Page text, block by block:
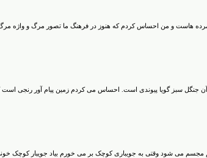
مرده هاست و من احساس کردم که هنوز در فرهنگ ما تصور مرگ و واژه
سبز گویا پیوندی است. احساس می کردم زمین پیام آور رنجی است
می شود وقتی به جویباری کوچک بر می خورم بیاد جویبار